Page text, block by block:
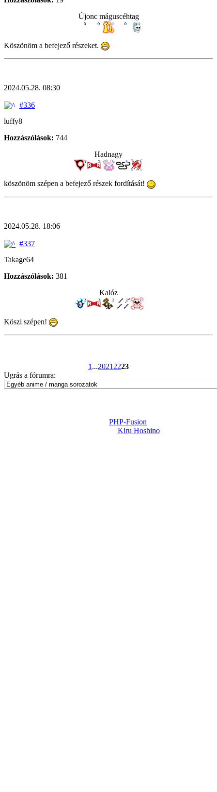
Újonc máguscéhtag
Köszönöm a befejező részeket.
2024.05.28. 08:30
#336
luffy8
Hozzászólások: 744
Hadnagy
köszönöm szépen a befejező részek fordítását!
2024.05.28. 18:06
#337
Takage64
Hozzászólások: 381
Kalóz
Köszi szépen!
1 ...2021 2223
Ugrás a fórumra:
PHP-Fusion
Kiru Hoshino